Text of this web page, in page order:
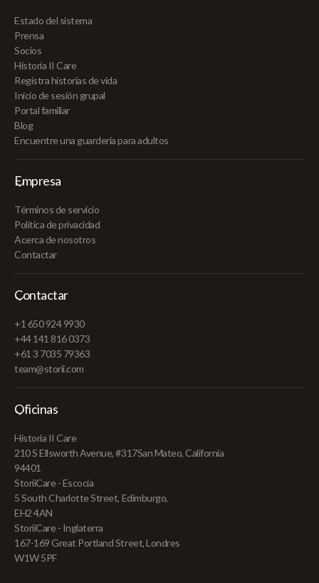
Estado del sistema
Prensa
Socios
Historia II Care
Registra historias de vida
Inicio de sesión grupal
Portal familiar
Blog
Encuentre una guardería para adultos
Empresa
Términos de servicio
Política de privacidad
Acerca de nosotros
Contactar
Contactar
+1 650 924 9930
+44 141 816 0373
+61 3 7035 79363
team@storii.com
Oficinas
Historia II Care
210 S Ellsworth Avenue, #317San Mateo, California
94401
StoriiCare - Escocia
5 South Charlotte Street, Edimburgo,
EH2 4AN
StoriiCare - Inglaterra
167-169 Great Portland Street, Londres
W1W 5PF